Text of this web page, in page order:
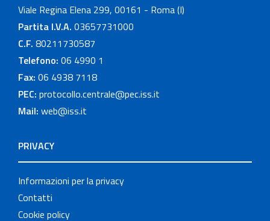
Viale Regina Elena 299, 00161 - Roma (I)
Partita I.V.A. 03657731000
C.F. 80211730587
Telefono: 06 4990 1
Fax: 06 4938 7118
PEC: protocollo.centrale@pec.iss.it
Mail: web@iss.it
PRIVACY
Informazioni per la privacy
Contatti
Cookie policy